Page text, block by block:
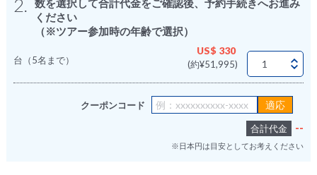
2.
数を選択して合計代金をご確認後、予約手続きへお進み
ください
（※ツアー参加時の年齢で選択）
台（5名まで）
US$ 330
(約¥51,995)
クーポンコード
合計代金 --
※日本円は目安としてお考えください